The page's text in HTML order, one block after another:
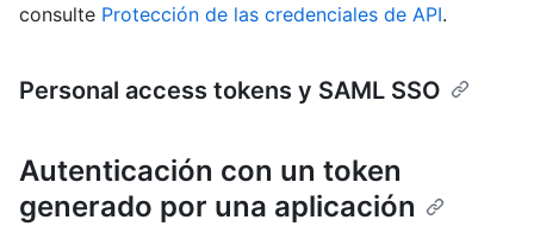
consulte Protección de las credenciales de API.
Personal access tokens y SAML SSO
Autenticación con un token
generado por una aplicación